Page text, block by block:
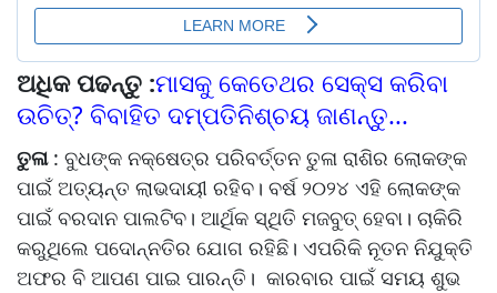
ଅଧିକ ପଢନ୍ତୁ :ମାସକୁ କେତେଥର ସେକ୍ସ କରିବା
ଉଚିତ୍? ବିବାହିତ ଦମ୍ପତିନିଶ୍ଚୟ ଜାଣନ୍ତୁ...
ତୁଳା: ବୁଧଙ୍କ ନକ୍ଷେତ୍ର ପରିବର୍ତ୍ତନ ତୁଳା ରାଶିର ଲୋକଙ୍କ
ପାଇଁ ଅତ୍ୟନ୍ତ ଲାଭଦାୟୀ ରହିବ। ବର୍ଷ ୨୦୨୪ ଏହି ଲୋକଙ୍କ
ପାଇଁ ବରଦାନ ପାଲଟିବ। ଆର୍ଥିକ ସ୍ଥିତି ମଜବୁତ୍ ହେବା। ଚାକିରି
କରୁଥିଲେ ପଦୋନ୍ନତିର ଯୋଗ ରହିଛି। ଏପରିକି ନୂତନ ନିଯୁକ୍ତି
ଅଫର ବି ଆପଣ ପାଇ ପାରନ୍ତି। କାରବାର ପାଇଁ ସମୟ ଶୁଭ